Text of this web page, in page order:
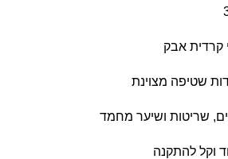
קרדית אבק
שטיפה מצוינת
שריטות ושיער מחמד
וקל להתקנה